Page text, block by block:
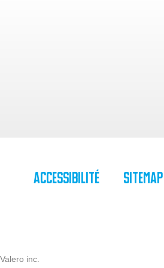
Accessibilité SiteMap
inc.